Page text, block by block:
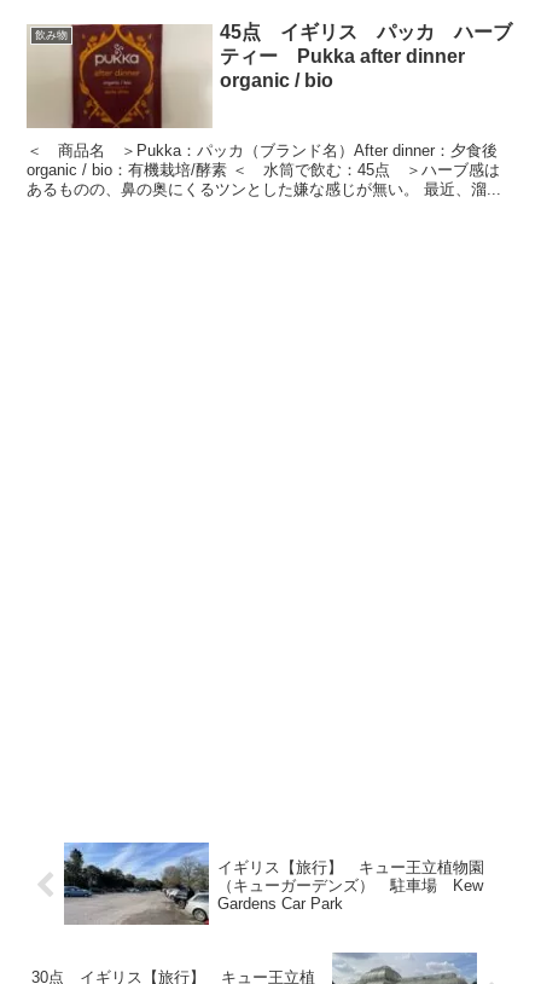
飲み物
45点 イギリス パッカ ハーブ
ティー Pukka after dinner
organic / bio
＜ 商品名 ＞Pukka：パッカ（ブランド名）After dinner：夕食後
organic / bio：有機栽培/酵素 ＜ 水筒で飲む：45点 ＞ハーブ感は
あるものの、鼻の奥にくるツンとした嫌な感じが無い。 最近、溜...
イギリス【旅行】 キュー王立植物園
（キューガーデンズ） 駐車場 Kew
Gardens Car Park
30点 イギリス【旅行】 キュー王立植